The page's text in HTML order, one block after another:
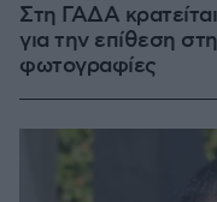
Στη ΓΑΔΑ
για την επίθεση
φωτογραφίες